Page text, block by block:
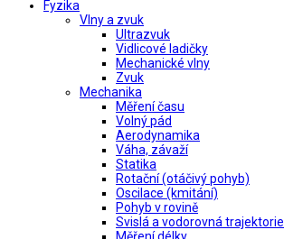
Fyzika
Vlny a zvuk
Ultrazvuk
Vidlicové ladičky
Mechanické vlny
Zvuk
Mechanika
Měření času
Volný pád
Aerodynamika
Váha, závaží
Statika
Rotační (otáčivý pohyb)
Oscilace (kmitání)
Pohyb v rovině
Svislá a vodorovná trajektorie